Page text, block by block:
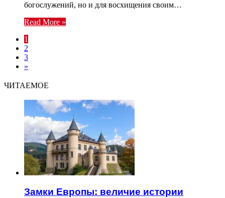
богослужений, но и для восхищения своим…
Read More »
1
2
3
»
ЧИТАЕМОЕ
Замки Европы: величие истории